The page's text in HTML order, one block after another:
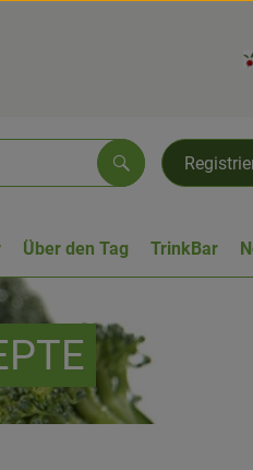
Suchen
Über den Tag TrinkBar